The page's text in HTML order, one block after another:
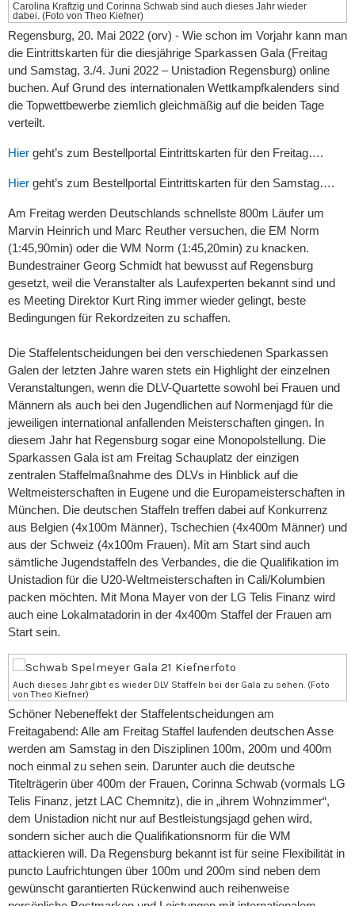
Carolina Kraftzig und Corinna Schwab sind auch dieses Jahr wieder
dabei. (Foto von Theo Kiefner)
Regensburg, 20. Mai 2022 (orv) - Wie schon im Vorjahr kann man
die Eintrittskarten für die diesjährige Sparkassen Gala (Freitag
und Samstag, 3./4. Juni 2022 – Unistadion Regensburg) online
buchen. Auf Grund des internationalen Wettkampfkalenders sind
die Topwettbewerbe ziemlich gleichmäßig auf die beiden Tage
verteilt.
Hier geht’s zum Bestellportal Eintrittskarten für den Freitag….
Hier geht’s zum Bestellportal Eintrittskarten für den Samstag….
Am Freitag werden Deutschlands schnellste 800m Läufer um
Marvin Heinrich und Marc Reuther versuchen, die EM Norm
(1:45,90min) oder die WM Norm (1:45,20min) zu knacken.
Bundestrainer Georg Schmidt hat bewusst auf Regensburg
gesetzt, weil die Veranstalter als Laufexperten bekannt sind und
es Meeting Direktor Kurt Ring immer wieder gelingt, beste
Bedingungen für Rekordzeiten zu schaffen.
Die Staffelentscheidungen bei den verschiedenen Sparkassen
Galen der letzten Jahre waren stets ein Highlight der einzelnen
Veranstaltungen, wenn die DLV-Quartette sowohl bei Frauen und
Männern als auch bei den Jugendlichen auf Normenjagd für die
jeweiligen international anfallenden Meisterschaften gingen. In
diesem Jahr hat Regensburg sogar eine Monopolstellung. Die
Sparkassen Gala ist am Freitag Schauplatz der einzigen
zentralen Staffelmaßnahme des DLVs in Hinblick auf die
Weltmeisterschaften in Eugene und die Europameisterschaften in
München. Die deutschen Staffeln treffen dabei auf Konkurrenz
aus Belgien (4x100m Männer), Tschechien (4x400m Männer) und
aus der Schweiz (4x100m Frauen). Mit am Start sind auch
sämtliche Jugendstaffeln des Verbandes, die die Qualifikation im
Unistadion für die U20-Weltmeisterschaften in Cali/Kolumbien
packen möchten. Mit Mona Mayer von der LG Telis Finanz wird
auch eine Lokalmatadorin in der 4x400m Staffel der Frauen am
Start sein.
Auch dieses Jahr gibt es wieder DLV Staffeln bei der Gala zu sehen. (Foto
von Theo Kiefner)
Schöner Nebeneffekt der Staffelentscheidungen am
Freitagabend: Alle am Freitag Staffel laufenden deutschen Asse
werden am Samstag in den Disziplinen 100m, 200m und 400m
noch einmal zu sehen sein. Darunter auch die deutsche
Titelträgerin über 400m der Frauen, Corinna Schwab (vormals LG
Telis Finanz, jetzt LAC Chemnitz), die in „ihrem Wohnzimmer“,
dem Unistadion nicht nur auf Bestleistungsjagd gehen wird,
sondern sicher auch die Qualifikationsnorm für die WM
attackieren will. Da Regensburg bekannt ist für seine Flexibilität in
puncto Laufrichtungen über 100m und 200m sind neben dem
gewünscht garantierten Rückenwind auch reihenweise